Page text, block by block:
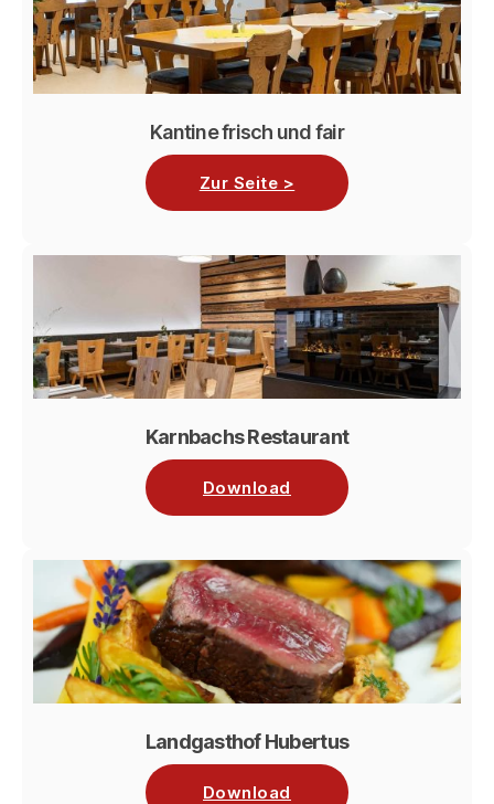
Kantine frisch und fair
Zur Seite >
Karnbachs Restaurant
Download
Landgasthof Hubertus
Download